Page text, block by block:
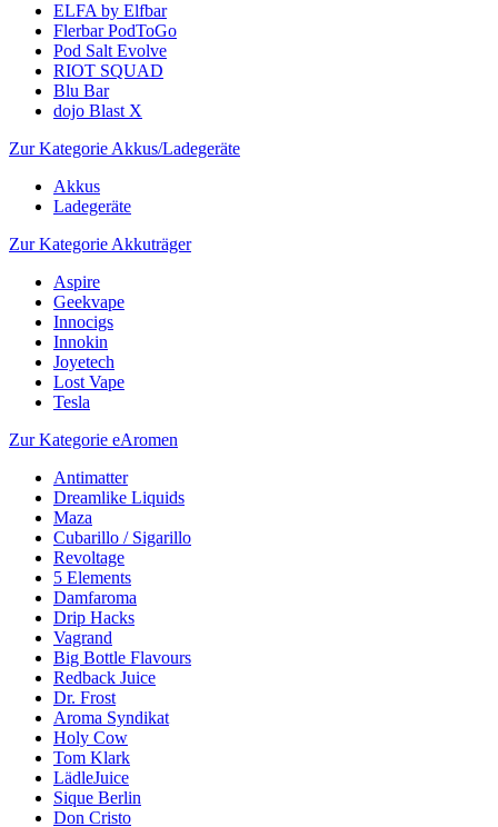
ELFA by Elfbar
Flerbar PodToGo
Pod Salt Evolve
RIOT SQUAD
Blu Bar
dojo Blast X
Zur Kategorie Akkus/Ladegeräte
Akkus
Ladegeräte
Zur Kategorie Akkuträger
Aspire
Geekvape
Innocigs
Innokin
Joyetech
Lost Vape
Tesla
Zur Kategorie eAromen
Antimatter
Dreamlike Liquids
Maza
Cubarillo / Sigarillo
Revoltage
5 Elements
Damfaroma
Drip Hacks
Vagrand
Big Bottle Flavours
Redback Juice
Dr. Frost
Aroma Syndikat
Holy Cow
Tom Klark
LädleJuice
Sique Berlin
Don Cristo